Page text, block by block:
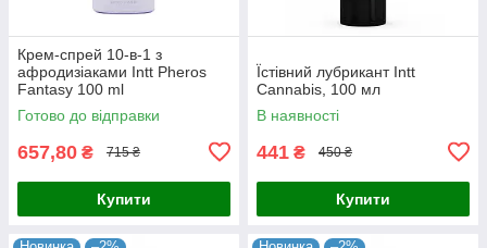
Крем-спрей 10-в-1 з
афродизіаками Intt Pheros
Fantasy 100 ml
Готово до відправки
657,80 ₴ 715 ₴
Купити
Їстівний лубрикант Intt
Cannabis, 100 мл
В наявності
441 ₴ 450 ₴
Купити